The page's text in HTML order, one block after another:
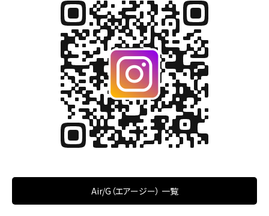
Air/G（エアージー） 一覧